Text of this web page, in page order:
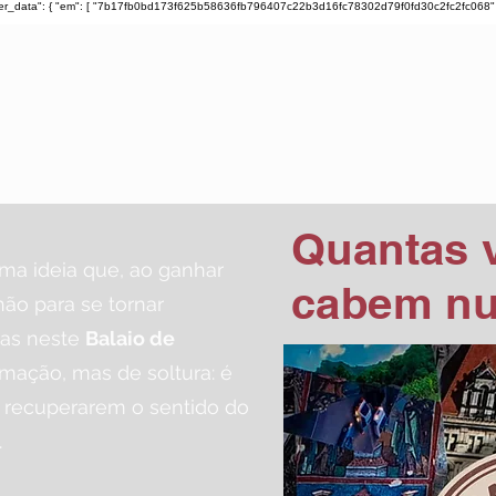
{ "em": [
Quantas
cabem
ideia que, ao ganhar
para se tornar
neste Balaio de
mas de soltura: é
o sentido do